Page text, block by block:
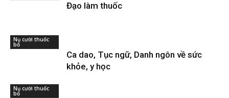
Đạo làm thuốc
Nụ cười thuốc
bổ
Ca dao, Tục ngữ, Danh ngôn về sức
khỏe, y học
Nụ cười thuốc
bổ